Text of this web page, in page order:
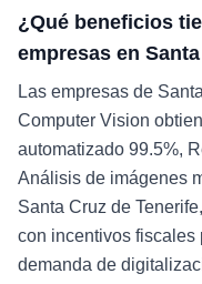
¿Qué beneficios
empresas en
Las empresas de
Computer Vision
automatizado 99.5%,
Análisis de imágenes
Santa Cruz de
con incentivos fiscales
demanda de